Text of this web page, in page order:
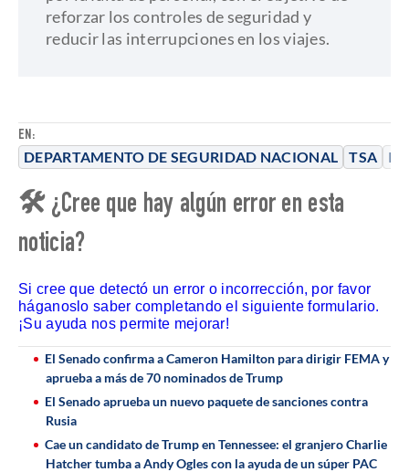
EN:
DEPARTAMENTO DE SEGURIDAD NACIONAL TSA
reforzar los controles de seguridad y
reducir las interrupciones en los viajes.
🛠 ¿Cree que hay algún error en esta
noticia?
Si cree que detectó un error o incorrección, por favor
háganoslo saber completando el siguiente formulario.
¡Su ayuda nos permite mejorar!
El Senado confirma a Cameron Hamilton para dirigir FEMA y
aprueba a más de 70 nominados de Trump
El Senado aprueba un nuevo paquete de sanciones contra
Rusia
Cae un candidato de Trump en Tennessee: el granjero Charlie
Hatcher tumba a Andy Ogles con la ayuda de un súper PAC